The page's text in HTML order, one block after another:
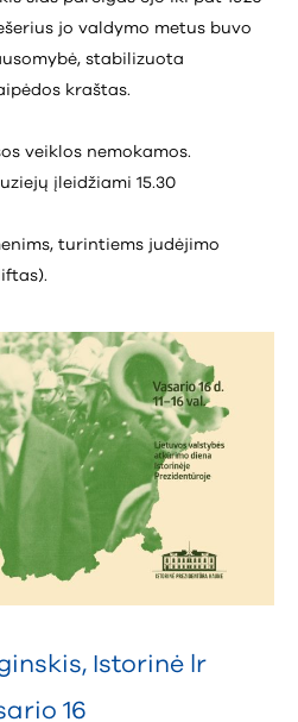
jo valdymo metus buvo
stabilizuota
kraštas.
veiklos nemokamos.
įleidžiami 15.30
turintiems judėjimo
, Istorinė lr
16